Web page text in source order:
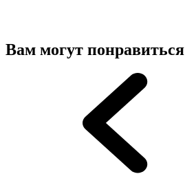
Вам могут понравиться